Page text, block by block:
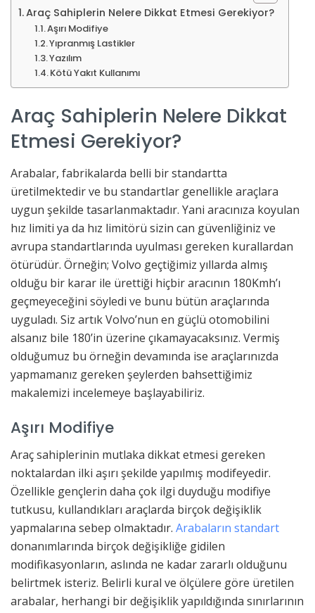
Araç Sahiplerin Nelere Dikkat Etmesi Gerekiyor?
Aşırı Modifiye
Yıpranmış Lastikler
Yazılım
Kötü Yakıt Kullanımı
Araç Sahiplerin Nelere Dikkat
Etmesi Gerekiyor?
Arabalar, fabrikalarda belli bir standartta
üretilmektedir ve bu standartlar genellikle araçlara
uygun şekilde tasarlanmaktadır. Yani aracınıza koyulan
hız limiti ya da hız limitörü sizin can güvenliğiniz ve
avrupa standartlarında uyulması gereken kurallardan
ötürüdür. Örneğin; Volvo geçtiğimiz yıllarda almış
olduğu bir karar ile ürettiği hiçbir aracının 180Kmh’ı
geçmeyeceğini söyledi ve bunu bütün araçlarında
uyguladı. Siz artık Volvo’nun en güçlü otomobilini
alsanız bile 180’in üzerine çıkamayacaksınız. Vermiş
olduğumuz bu örneğin devamında ise araçlarınızda
yapmamanız gereken şeylerden bahsettiğimiz
makalemizi incelemeye başlayabiliriz.
Aşırı Modifiye
Araç sahiplerinin mutlaka dikkat etmesi gereken
noktalardan ilki aşırı şekilde yapılmış modifeyedir.
Özellikle gençlerin daha çok ilgi duyduğu modifiye
tutkusu, kullandıkları araçlarda birçok değişiklik
yapmalarına sebep olmaktadır. Arabaların standart
donanımlarında birçok değişikliğe gidilen
modifikasyonların, aslında ne kadar zararlı olduğunu
belirtmek isteriz. Belirli kural ve ölçülere göre üretilen
arabalar, herhangi bir değişiklik yapıldığında sınırlarının